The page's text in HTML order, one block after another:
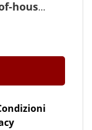
aw_Schneck-weissenhof-house-12.dwg